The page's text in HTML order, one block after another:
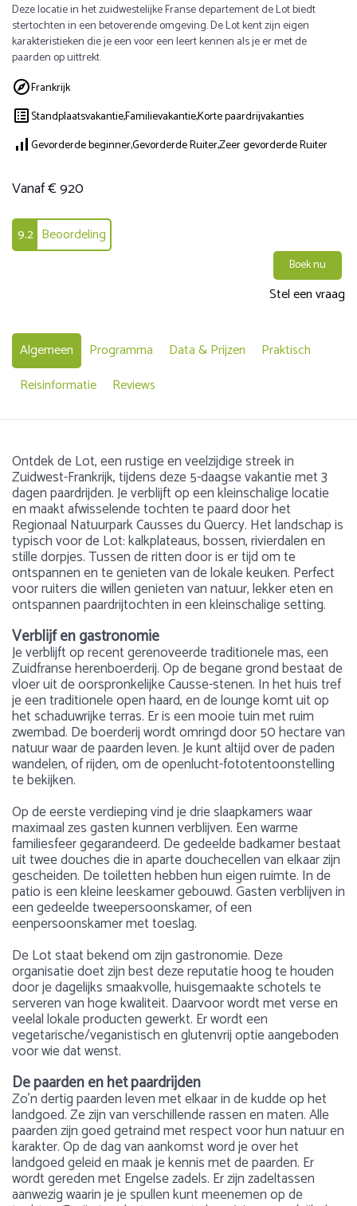
Deze locatie in het zuidwestelijke Franse departement de Lot biedt
stertochten in een betoverende omgeving. De Lot kent zijn eigen
karakteristieken die je een voor een leert kennen als je er met de
paarden op uittrekt.
Frankrijk
Standplaatsvakantie,Familievakantie,Korte paardrijvakanties
Gevorderde beginner,Gevorderde Ruiter,Zeer gevorderde Ruiter
Vanaf € 920
9.2 Beoordeling
Boek nu
Stel een vraag
Algemeen Programma Data & Prijzen
Praktisch
Reisinformatie
Reviews
Ontdek de Lot, een rustige en veelzijdige streek in
Zuidwest-Frankrijk, tijdens deze 5-daagse vakantie met 3
dagen paardrijden. Je verblijft op een kleinschalige locatie
en maakt afwisselende tochten te paard door het
Regionaal Natuurpark Causses du Quercy. Het landschap is
typisch voor de Lot: kalkplateaus, bossen, rivierdalen en
stille dorpjes. Tussen de ritten door is er tijd om te
ontspannen en te genieten van de lokale keuken. Perfect
voor ruiters die willen genieten van natuur, lekker eten en
ontspannen paardrijtochten in een kleinschalige setting.
Verblijf en gastronomie
Je verblijft op recent gerenoveerde traditionele mas, een
Zuidfranse herenboerderij. Op de begane grond bestaat de
vloer uit de oorspronkelijke Causse-stenen. In het huis tref
je een traditionele open haard, en de lounge komt uit op
het schaduwrijke terras. Er is een mooie tuin met ruim
zwembad. De boerderij wordt omringd door 50 hectare van
natuur waar de paarden leven. Je kunt altijd over de paden
wandelen, of rijden, om de openlucht-fototentoonstelling
te bekijken.
Op de eerste verdieping vind je drie slaapkamers waar
maximaal zes gasten kunnen verblijven. Een warme
familiesfeer gegarandeerd. De gedeelde badkamer bestaat
uit twee douches die in aparte douchecellen van elkaar zijn
gescheiden. De toiletten hebben hun eigen ruimte. In de
patio is een kleine leeskamer gebouwd. Gasten verblijven in
een gedeelde tweepersoonskamer, of een
eenpersoonskamer met toeslag.
De Lot staat bekend om zijn gastronomie. Deze
organisatie doet zijn best deze reputatie hoog te houden
door je dagelijks smaakvolle, huisgemaakte schotels te
serveren van hoge kwaliteit. Daarvoor wordt met verse en
veelal lokale producten gewerkt. Er wordt een
vegetarische/veganistisch en glutenvrij optie aangeboden
voor wie dat wenst.
De paarden en het paardrijden
Zo’n dertig paarden leven met elkaar in de kudde op het
landgoed. Ze zijn van verschillende rassen en maten. Alle
paarden zijn goed getraind met respect voor hun natuur en
karakter. Op de dag van aankomst word je over het
landgoed geleid en maak je kennis met de paarden. Er
wordt gereden met Engelse zadels. Er zijn zadeltassen
aanwezig waarin je je spullen kunt meenemen op de